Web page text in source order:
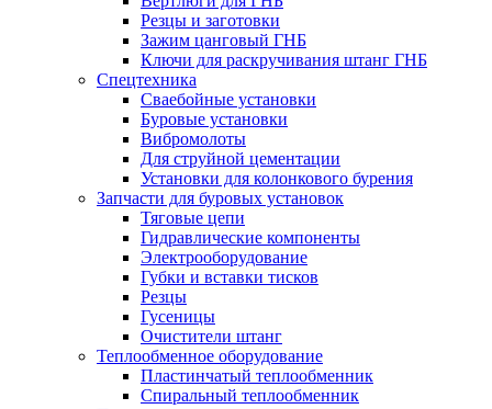
Резцы и заготовки
Зажим цанговый ГНБ
Ключи для раскручивания штанг ГНБ
Спецтехника
Сваебойные установки
Буровые установки
Вибромолоты
Для струйной цементации
Установки для колонкового бурения
Запчасти для буровых установок
Тяговые цепи
Гидравлические компоненты
Электрооборудование
Губки и вставки тисков
Резцы
Гусеницы
Очистители штанг
Теплообменное оборудование
Пластинчатый теплообменник
Спиральный теплообменник